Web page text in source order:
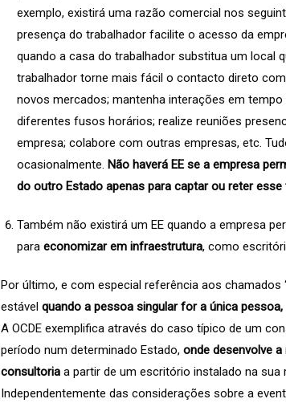
exemplo, existirá uma razão comercial nos
presença do trabalhador facilite o acesso da
quando a casa do trabalhador substitua um local
trabalhador torne mais fácil o contacto direto
novos mercados; mantenha interações em
diferentes fusos horários; realize reuniões
empresa; colabore com outras empresas, etc.
ocasionalmente. Não haverá EE se a empresa
do outro Estado apenas para captar ou reter esse
Também não existirá um EE quando a empresa
para economizar em infraestrutura, como
Por último, e com especial referência aos
estável quando a pessoa singular for a única
A OCDE exemplifica através do caso típico de um
período num determinado Estado, onde desenvolve
consultoria a partir de um escritório instalado na sua
Independentemente das considerações sobre a